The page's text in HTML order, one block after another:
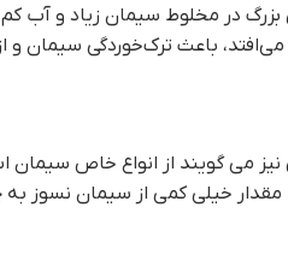
بزرگ در مخلوط سیمان زیاد و
باعث ترک‌خوردگی سیمان و
می گویند از انواع خاص سیمان
خیلی کمی از سیمان نسوز